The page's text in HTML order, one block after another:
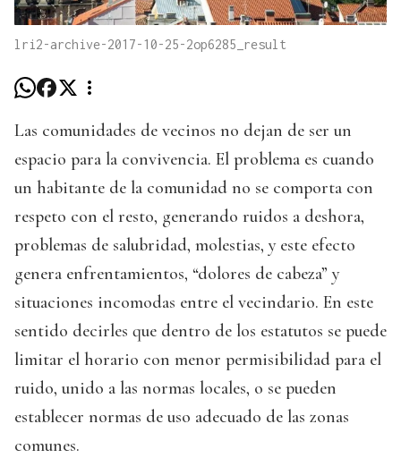
lri2-archive-2017-10-25-2op6285_result
Las comunidades de vecinos no dejan de ser un
espacio para la convivencia. El problema es cuando
un habitante de la comunidad no se comporta con
respeto con el resto, generando ruidos a deshora,
problemas de salubridad, molestias, y este efecto
genera enfrentamientos, “dolores de cabeza” y
situaciones incomodas entre el vecindario. En este
sentido decirles que dentro de los estatutos se puede
limitar el horario con menor permisibilidad para el
ruido, unido a las normas locales, o se pueden
establecer normas de uso adecuado de las zonas
comunes.